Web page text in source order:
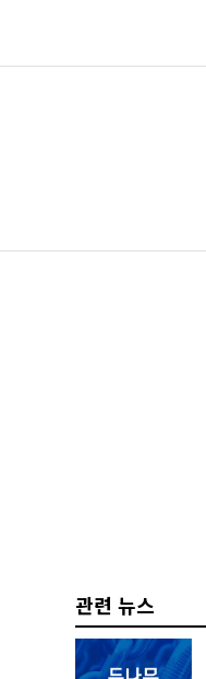
관련 뉴스